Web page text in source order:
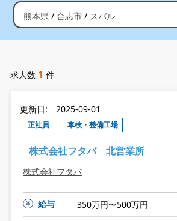
熊本県 合志市 スバル
求人数 1 件
更新日: 2025-09-01
正社員 車検・整備工場
株式会社フタバ 北営業所
株式会社フタバ
給与
350万円〜500万円